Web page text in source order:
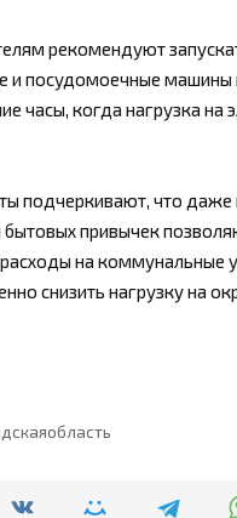
рекомендуют
и посудомоечные машины
часы, когда нагрузка на
подчеркивают, что
бытовых привычек
на коммунальные
снизить нагрузку на